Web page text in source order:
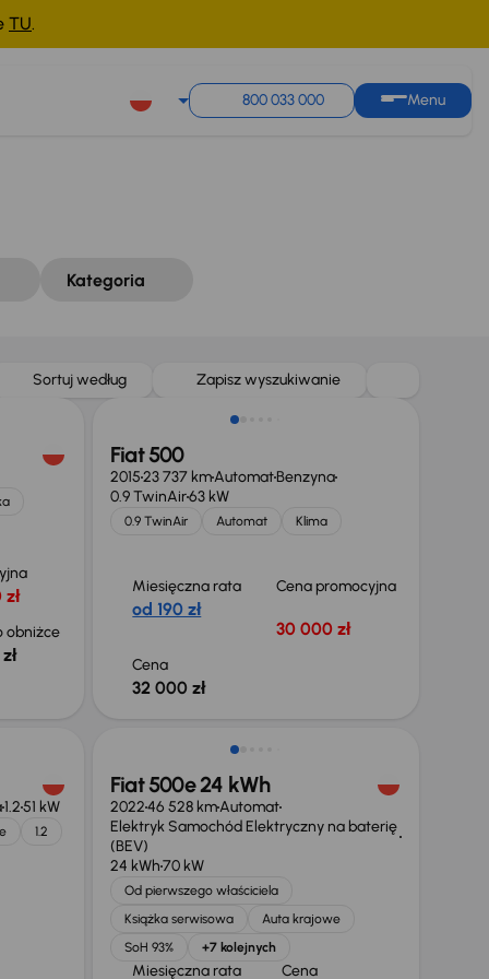
TU.
800 033 000 Menu
Kategoria
Sortuj według Zapisz wyszukiwanie
obniżce
Fiat 500
201523 737 kmAutomatBenzyna
0.9 TwinAir63 kW
0.9 TwinAir Automat Klima
Miesięczna rata
od 190 zł
Cena promocyjna
30 000 zł
Cena
32 000 zł
1.251 kW
1.2
Fiat 500e 24 kWh
202246 528 kmAutomat
Elektryk Samochód Elektryczny na baterię
(BEV)
24 kWh70 kW
Od pierwszego właściciela
Książka serwisowa
Auta krajowe
SoH 93%
+7 kolejnych
Miesięczna rata
Cena